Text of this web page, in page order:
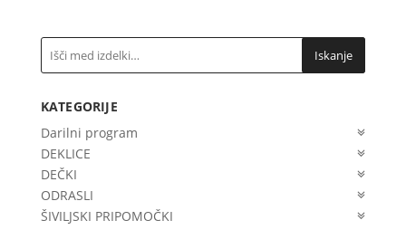
Iskanje
KATEGORIJE
Darilni program
DEKLICE
DEČKI
ODRASLI
ŠIVILJSKI PRIPOMOČKI